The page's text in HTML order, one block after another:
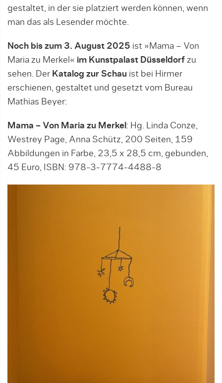
gestaltet, in der sie platziert werden können, wenn
man das als Lesender möchte.
Noch bis zum 3. August 2025 ist »Mama – Von
Maria zu Merkel« im Kunstpalast Düsseldorf zu
sehen. Der Katalog zur Schau ist bei Hirmer
erschienen, gestaltet und gesetzt vom Bureau
Mathias Beyer:
Mama – Von Maria zu Merkel : Hg. Linda Conze,
Westrey Page, Anna Schütz, 200 Seiten, 159
Abbildungen in Farbe, 23,5 x 28,5 cm, gebunden,
45 Euro, ISBN: 978-3-7774-4488-8